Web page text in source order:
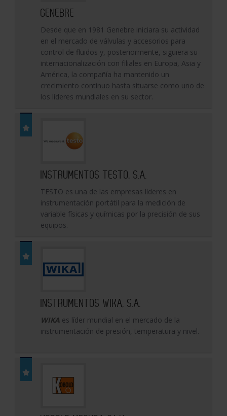
GENEBRE
Desde que en 1981 Genebre iniciara su actividad
en el mercado de válvulas y accesorios para
control de fluidos y, posteriormente, siguiera su
internacionalización con filiales en Europa, Asia y
América, la compañía ha mantenido un
crecimiento continuo hasta situarse como uno de
los líderes mundiales en su sector.
INSTRUMENTOS TESTO, S.A.
TESTO es una de las empresas líderes en
instrumentación portátil para la medición de
variable físicas y químicas por la precisión de sus
equipos.
INSTRUMENTOS WIKA, S.A.
WIKA es líder mundial en el mercado de la
instrumentación de presión, temperatura y nivel.